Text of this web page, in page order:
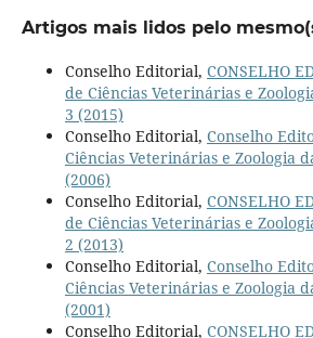
Artigos mais lidos pelo
Conselho Editorial, CONSELHO
de Ciências Veterinárias e
3 (2015)
Conselho Editorial, Conselho
Ciências Veterinárias e Zoologia
(2006)
Conselho Editorial, CONSELHO
de Ciências Veterinárias e
2 (2013)
Conselho Editorial, Conselho
Ciências Veterinárias e Zoologia
(2001)
Conselho Editorial, CONSELHO